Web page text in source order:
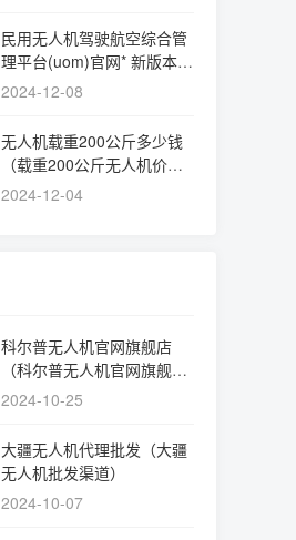
民用无人机驾驶航空综合管
理平台(uom)官网* 新版本
（民用无人机登记网站）
2024-12-08
无人机载重200公斤多少钱
（载重200公斤无人机价
格）
2024-12-04
科尔普无人机官网旗舰店
（科尔普无人机官网旗舰店
地址）
2024-10-25
大疆无人机代理批发（大疆
无人机批发渠道）
2024-10-07